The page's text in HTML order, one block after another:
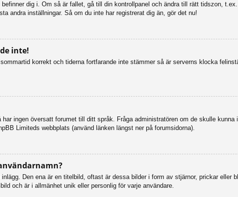
dig i. Om så är fallet, gå till din kontrollpanel och ändra till rätt tidszon,
andra inställningar. Så om du inte har registrerat dig än, gör det nu!
inte!
korrekt och tiderna fortfarande inte stämmer så är serverns klocka
ingen översatt forumet till ditt språk. Fråga administratören om de skulle
Limiteds webbplats (använd länken längst ner på forumsidorna).
Den ena är en titelbild, oftast är dessa bilder i form av stjärnor, prickar eller
och är i allmänhet unik eller personlig för varje användare.